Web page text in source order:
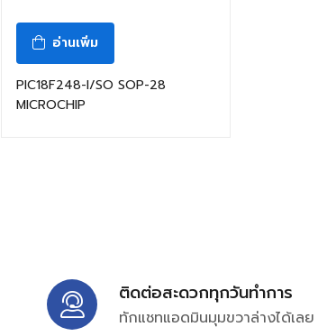
อ่านเพิ่ม
PIC18F248-I/SO SOP-28
MICROCHIP
ติดต่อสะดวกทุกวันทำการ
ทักแชทแอดมินมุมขวาล่างได้เลย